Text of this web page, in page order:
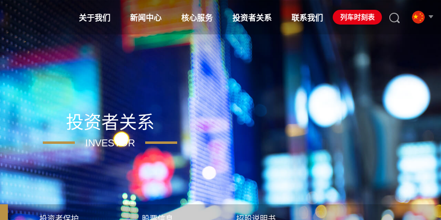
关于我们 新闻中心 核心服务 投资者关系 联系我们 列车时刻表
投资者关系
INVESTOR